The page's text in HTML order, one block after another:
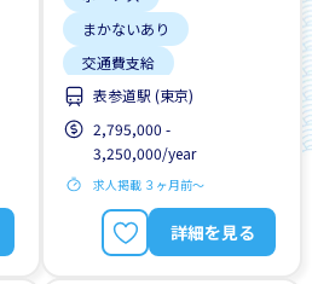
まかないあり
交通費支給
土日勤務有り
外国人勤務中
女性歓迎
日本語力不問
未経験OK
表参道駅 (東京)
2,795,000 -
3,250,000/year
求人掲載 ３ヶ月前〜
詳細を見る